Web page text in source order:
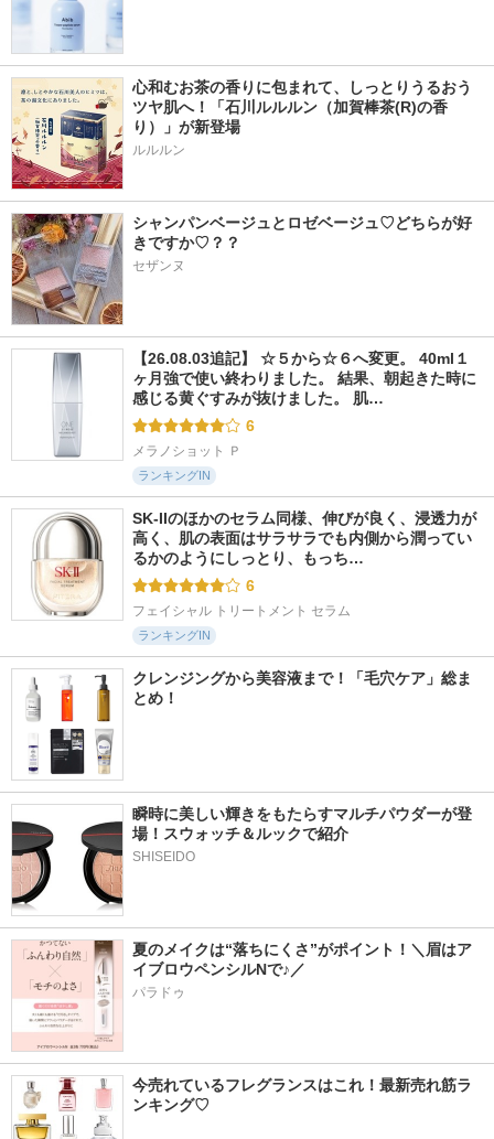
心和むお茶の香りに包まれて、しっとりうるおう
ツヤ肌へ！「石川ルルルン（加賀棒茶(R)の香
り）」が新登場
シャンパンベージュとロゼベージュ♡どちらが好
きですか♡？？
セザンヌ
【26.08.03追記】 ☆５から☆６へ変更。 40ml１
ヶ月強で使い終わりました。 結果、朝起きた時に
感じる黄ぐすみが抜けました。 肌…
6
メラノショット Ｐ
ランキングIN
SK-IIのほかのセラム同様、伸びが良く、浸透力が
高く、肌の表面はサラサラでも内側から潤ってい
るかのようにしっとり、もっち…
6
フェイシャル トリートメント セラム
ランキングIN
クレンジングから美容液まで！「毛穴ケア」総ま
とめ！
瞬時に美しい輝きをもたらすマルチパウダーが登
場！スウォッチ＆ルックで紹介
SHISEIDO
夏のメイクは“落ちにくさ”がポイント！＼眉はア
イブロウペンシルNで♪／
パラドゥ
今売れているフレグランスはこれ！最新売れ筋ラ
ンキング♡